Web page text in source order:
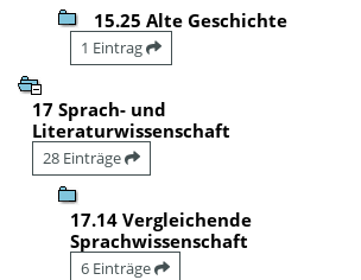
15.25 Alte Geschichte
1 Eintrag
17 Sprach- und
Literaturwissenschaft
28 Einträge
17.14 Vergleichende
Sprachwissenschaft
6 Einträge